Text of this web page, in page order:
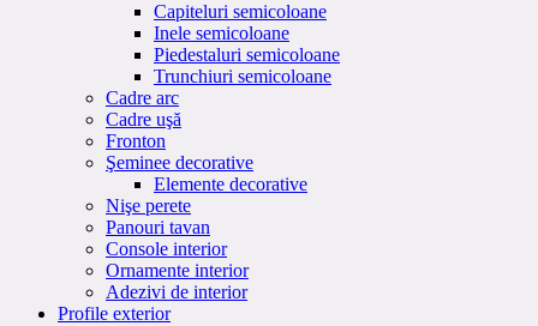
Capiteluri semicoloane
Inele semicoloane
Piedestaluri semicoloane
Trunchiuri semicoloane
Cadre arc
Cadre uşă
Fronton
Şeminee decorative
Elemente decorative
Nişe perete
Panouri tavan
Console interior
Ornamente interior
Adezivi de interior
Profile exterior